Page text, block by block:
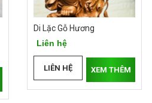
Di Lặc Gỗ Hương
Liên hệ
LIÊN HỆ XEM THÊM